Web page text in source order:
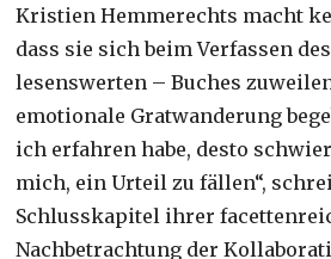
Kristien Hemmerechts macht
dass sie sich beim Verfassen
lesenswerten – Buches
emotionale Gratwanderung
ich erfahren habe, desto
mich, ein Urteil zu fällen“,
Schlusskapitel ihrer
Nachbetrachtung der